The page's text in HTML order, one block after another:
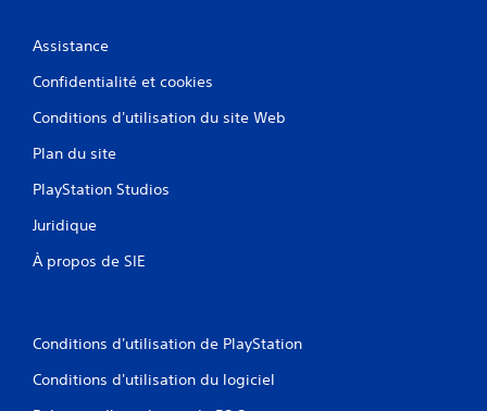
Assistance
Confidentialité et cookies
Conditions d'utilisation du site Web
Plan du site
PlayStation Studios
Juridique
À propos de SIE
Conditions d'utilisation de PlayStation
Conditions d'utilisation du logiciel